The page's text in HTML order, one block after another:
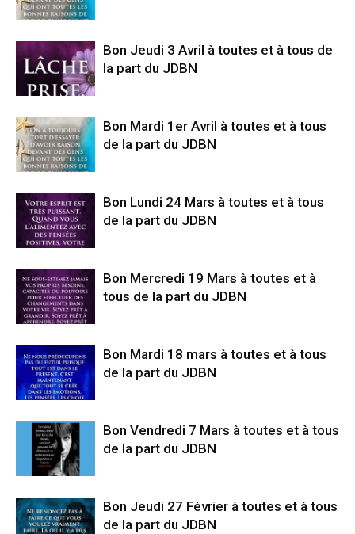
Bon Jeudi 3 Avril à toutes et à tous de
la part du JDBN
Bon Mardi 1er Avril à toutes et à tous
de la part du JDBN
Bon Lundi 24 Mars à toutes et à tous
de la part du JDBN
Bon Mercredi 19 Mars à toutes et à
tous de la part du JDBN
Bon Mardi 18 mars à toutes et à tous
de la part du JDBN
Bon Vendredi 7 Mars à toutes et à tous
de la part du JDBN
Bon Jeudi 27 Février à toutes et à tous
de la part du JDBN